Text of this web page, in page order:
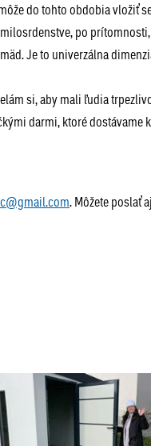
do tohto obdobia vložiť
po
Je to univerzálna
si, aby mali ľudia
darmi, ktoré dostávame
. Môžete poslať aj